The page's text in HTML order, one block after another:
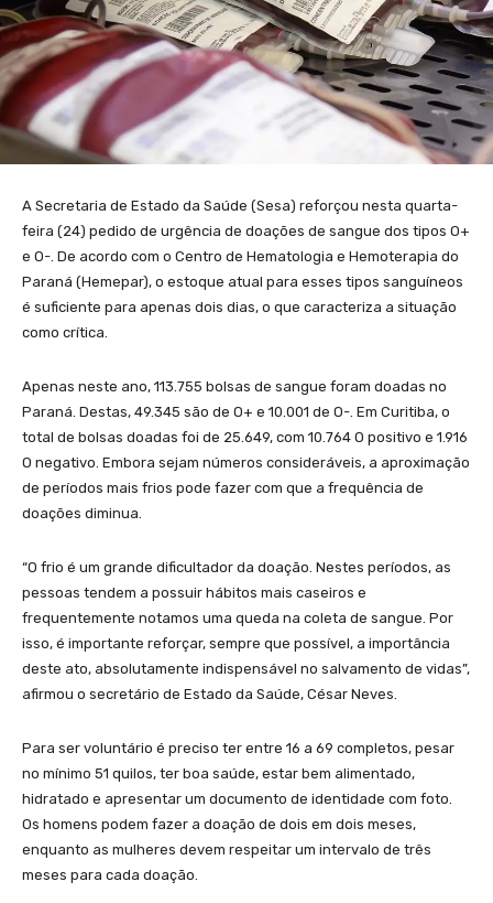
A Secretaria de Estado da Saúde (Sesa) reforçou nesta quarta-
feira (24) pedido de urgência de doações de sangue dos tipos O+
e O-. De acordo com o Centro de Hematologia e Hemoterapia do
Paraná (Hemepar), o estoque atual para esses tipos sanguíneos
é suficiente para apenas dois dias, o que caracteriza a situação
como crítica.
Apenas neste ano, 113.755 bolsas de sangue foram doadas no
Paraná. Destas, 49.345 são de O+ e 10.001 de O-. Em Curitiba, o
total de bolsas doadas foi de 25.649, com 10.764 O positivo e 1.916
O negativo. Embora sejam números consideráveis, a aproximação
de períodos mais frios pode fazer com que a frequência de
doações diminua.
“O frio é um grande dificultador da doação. Nestes períodos, as
pessoas tendem a possuir hábitos mais caseiros e
frequentemente notamos uma queda na coleta de sangue. Por
isso, é importante reforçar, sempre que possível, a importância
deste ato, absolutamente indispensável no salvamento de vidas”,
afirmou o secretário de Estado da Saúde, César Neves.
Para ser voluntário é preciso ter entre 16 a 69 completos, pesar
no mínimo 51 quilos, ter boa saúde, estar bem alimentado,
hidratado e apresentar um documento de identidade com foto.
Os homens podem fazer a doação de dois em dois meses,
enquanto as mulheres devem respeitar um intervalo de três
meses para cada doação.